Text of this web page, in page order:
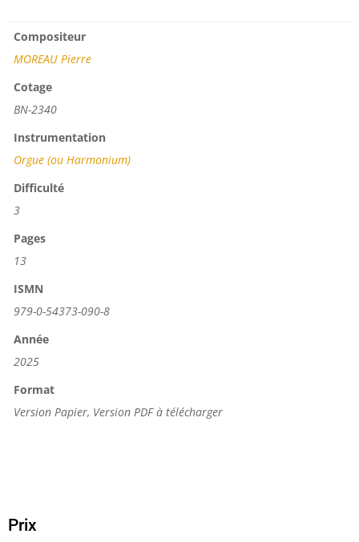
Compositeur
MOREAU Pierre
Cotage
BN-2340
Instrumentation
Orgue (ou Harmonium)
Difficulté
3
Pages
13
ISMN
979-0-54373-090-8
Année
2025
Format
Version Papier, Version PDF à télécharger
Prix